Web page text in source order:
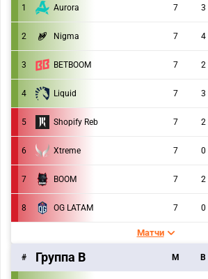
1 Aurora 7 3
2 Nigma 7 4
3 BETBOOM 7 2
4 Liquid 7 3
5 Shopify Reb 7 2
6 Xtreme 7 0
7 BOOM 7 2
8 OG LATAM 7 0
Матчи
# Группа В M В